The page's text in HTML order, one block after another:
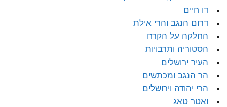
דו חיים
דרום הנגב והרי אילת
החלקה על הקרח
הסטוריה ותרבויות
העיר ירושלים
הר הנגב ומכתשים
הרי יהודה וירושלים
ואטר טאג